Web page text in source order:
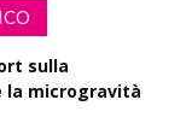
sulla
la microgravità